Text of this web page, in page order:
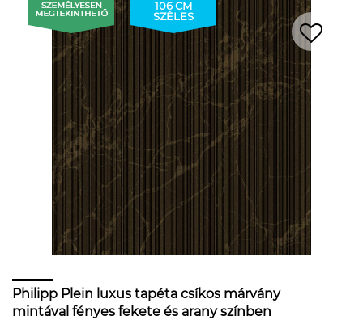
106 CM
SZÉLES
Philipp Plein luxus tapéta csíkos márvány
mintával fényes fekete és arany színben